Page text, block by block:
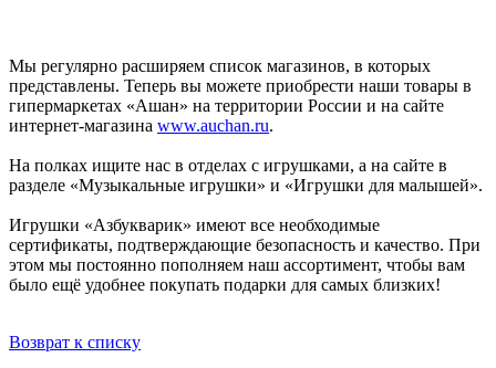
Мы регулярно расширяем список магазинов, в которых
представлены. Теперь вы можете приобрести наши товары в
гипермаркетах «Ашан» на территории России и на сайте
интернет-магазина www.auchan.ru.
На полках ищите нас в отделах с игрушками, а на сайте в
разделе «Музыкальные игрушки» и «Игрушки для малышей».
Игрушки «Азбукварик» имеют все необходимые
сертификаты, подтверждающие безопасность и качество. При
этом мы постоянно пополняем наш ассортимент, чтобы вам
было ещё удобнее покупать подарки для самых близких!
Возврат к списку